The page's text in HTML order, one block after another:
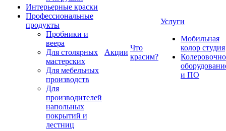
Интерьерные краски
Профессиональные
продукты
Пробники и
веера
Для столярных
мастерских
Для мебельных
производств
Для
производителей
напольных
покрытий и
лестниц
Акции
Что
красим?
Услуги
Мобильная
колор студия
и ПО